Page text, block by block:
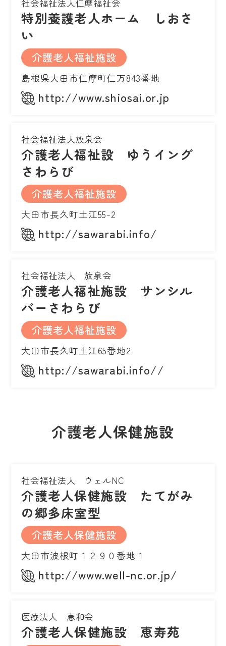
社会福祉法人仁摩福祉会
特別養護老人ホーム しおさ
い
介護老人福祉施設
島根県大田市仁摩町仁万843番地
http://www.shiosai.or.jp
社会福祉法人放泉会
介護老人福祉設 ゆうイング
さわらび
介護老人福祉施設
大田市長久町土江55-2
http://sawarabi.info/
社会福祉法人 放泉会
介護老人福祉施設 サンシル
バーさわらび
介護老人福祉施設
大田市長久町土江65番地2
http://sawarabi.info//
介護老人保健施設
社会福祉法人 ウェルNC
介護老人保健施設 たてがみ
の郷多床室型
介護老人保健施設
大田市波根町１２９０番地１
http://www.well-nc.or.jp/
医療法人 恵和会
介護老人保健施設 恵寿苑